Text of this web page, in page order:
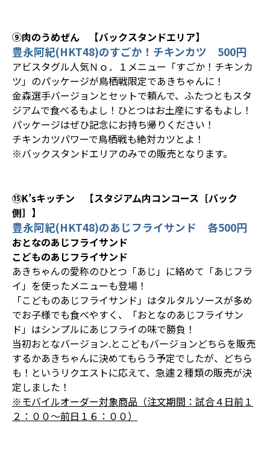
⑨肉のうめぜん 【バックスタンドエリア】
豊永阿紀(HKT48)のすごか！チキンカツ 500円
アビスタグル人気Ｎｏ．１メニュー「すごか！チキンカ
ツ」のパッケージが鳥栖戦限定であきちゃんに！
金森選手バージョンとセットで頼んで、ふたつともスタ
ジアムで食べるもよし！ひとつはお土産にするもよし！
パッケージはぜひ記念にお持ち帰りください！
チキンカツパワーで鳥栖戦も絶対カツとよ！
※バックスタンドエリアのみでの販売となります。
⑮K’sキッチン 【スタジアム内コンコース［バック
側］】
豊永阿紀(HKT48)のあじフライサンド 各500円
おとなのあじフライサンド
こどものあじフライサンド
あきちゃんの愛称のひとつ「あじ」に絡めて「あじフラ
イ」を使ったメニューも登場！
「こどものあじフライサンド」はタルタルソースが多め
でお子様でも食べやすく、「おとなのあじフライサン
ド」はシンプルにあじフライの味で勝負！
当初おとなバージョン.とこどもバージョンどちらを販売
するかあきちゃんに決めてもらう予定でしたが、どちら
も！というリクエストに応えて、急遽２種類の販売が決
定しました！
※モバイルオーダー対象商品（注文期間：試合４日前１
２：００～前日１６：００）